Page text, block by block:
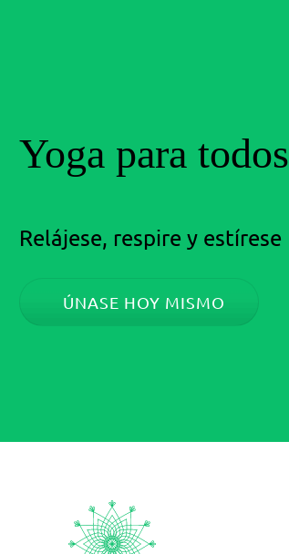
Yoga para todos
Relájese, respire y estírese
ÚNASE HOY MISMO